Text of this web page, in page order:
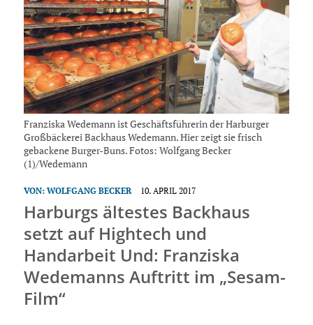
Franziska Wedemann ist Geschäftsführerin der Harburger
Großbäckerei Backhaus Wedemann. Hier zeigt sie frisch
gebackene Burger-Buns. Fotos: Wolfgang Becker
(1)/Wedemann
VON: WOLFGANG BECKER 10. APRIL 2017
Harburgs ältestes Backhaus
setzt auf Hightech und
Handarbeit Und: Franziska
Wedemanns Auftritt im „Sesam-
Film“